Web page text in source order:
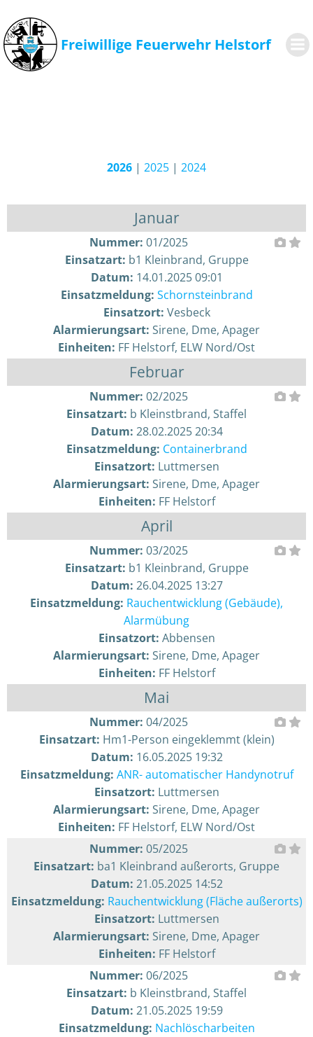
springen
Freiwillige Feuerwehr Helstorf
2026 | 2025 | 2024
Januar
Nummer: 01/2025
Einsatzart: b1 Kleinbrand, Gruppe
Datum: 14.01.2025 09:01
Einsatzmeldung: Schornsteinbrand
Einsatzort: Vesbeck
Alarmierungsart: Sirene, Dme, Apager
Einheiten: FF Helstorf, ELW Nord/Ost
Februar
Nummer: 02/2025
Einsatzart: b Kleinstbrand, Staffel
Datum: 28.02.2025 20:34
Einsatzmeldung: Containerbrand
Einsatzort: Luttmersen
Alarmierungsart: Sirene, Dme, Apager
Einheiten: FF Helstorf
April
Nummer: 03/2025
Einsatzart: b1 Kleinbrand, Gruppe
Datum: 26.04.2025 13:27
Einsatzmeldung: Rauchentwicklung (Gebäude),
Alarmübung
Einsatzort: Abbensen
Alarmierungsart: Sirene, Dme, Apager
Einheiten: FF Helstorf
Mai
Nummer: 04/2025
Einsatzart: Hm1-Person eingeklemmt (klein)
Datum: 16.05.2025 19:32
Einsatzmeldung: ANR- automatischer Handynotruf
Einsatzort: Luttmersen
Alarmierungsart: Sirene, Dme, Apager
Einheiten: FF Helstorf, ELW Nord/Ost
Nummer: 05/2025
Einsatzart: ba1 Kleinbrand außerorts, Gruppe
Datum: 21.05.2025 14:52
Einsatzmeldung: Rauchentwicklung (Fläche außerorts)
Einsatzort: Luttmersen
Alarmierungsart: Sirene, Dme, Apager
Einheiten: FF Helstorf
Nummer: 06/2025
Einsatzart: b Kleinstbrand, Staffel
Datum: 21.05.2025 19:59
Einsatzmeldung: Nachlöscharbeiten